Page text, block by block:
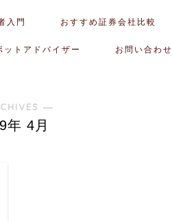
入門 おすすめ証券会社比較
ットアドバイザー お問い合わせ
―
年 4月